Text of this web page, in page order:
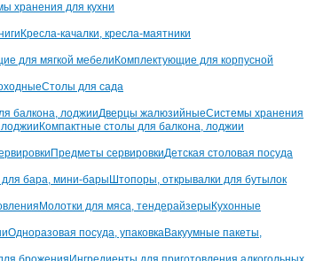
хранения для кухни
Кресла-качалки, кресла-маятники
для мягкой мебели Комплектующие для корпусной
Столы для сада
балкона, лоджииДверцы жалюзийныеСистемы хранения
Компактные столы для балкона, лоджии
Предметы сервировкиДетская столовая посуда
бара, мини-бары Штопоры, открывалки для бутылок
Молотки для мяса, тендерайзеры Кухонные
Одноразовая посуда, упаковкаВакуумные пакеты,